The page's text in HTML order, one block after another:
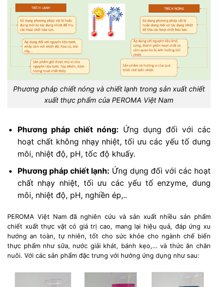
Phương pháp chiết nóng và chiết lạnh trong sản xuất chiết
xuất thực phẩm của PEROMA Việt Nam
Phương pháp chiết nóng: Ứng dụng đối với các
hoạt chất không nhạy nhiệt, tối ưu các yếu tố dung
môi, nhiệt độ, pH, tốc độ khuấy.
Phương pháp chiết lạnh: Ứng dụng đối với các hoạt
chất nhạy nhiệt, tối ưu các yếu tố enzyme, dung
môi, nhiệt độ, pH, nghiền ép,..
PEROMA Việt Nam đã nghiên cứu và sản xuất nhiều sản phẩm
chiết xuất thực vật có giá trị cao, mang lại hiệu quả, đáp ứng xu
hướng an toàn, tự nhiên, tốt cho sức khỏe cho ngành chế biến
thực phẩm như sữa, nước giải khát, bánh kẹo,… và thức ăn chăn
nuôi. Với các sản phẩm đặc trưng với hướng ứng dụng như sau: